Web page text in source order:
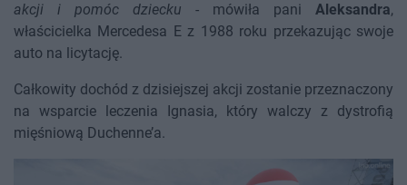
akcji i pomóc dziecku - mówiła pani Aleksandra,
właścicielka Mercedesa E z 1988 roku przekazując swoje
auto na licytację.
Całkowity dochód z dzisiejszej akcji zostanie przeznaczony
na wsparcie leczenia Ignasia, który walczy z dystrofią
mięśniową Duchenne’a.